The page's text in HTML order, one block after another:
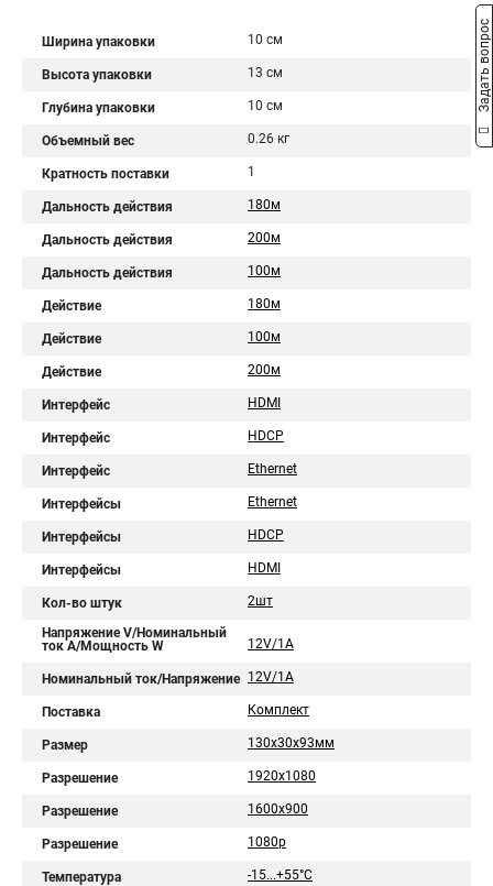
Ширина упаковки 10 см
Высота упаковки 13 см
Глубина упаковки 10 см
Объемный вес 0.26 кг
Кратность поставки 1
Дальность действия 180м
Дальность действия 200м
Дальность действия 100м
Действие 180м
Действие 100м
Действие 200м
Интерфейс HDMI
Интерфейс HDCP
Интерфейс Ethernet
Интерфейсы Ethernet
Интерфейсы HDCP
Интерфейсы HDMI
Кол-во штук 2шт
Напряжение V/Номинальный
ток A/Мощность W
12V/1A
Номинальный ток/Напряжение 12V/1A
Поставка Комплект
Размер 130x30x93мм
Разрешение 1920x1080
Разрешение 1600x900
Разрешение 1080p
Температура -15...+55°С
Задать вопрос